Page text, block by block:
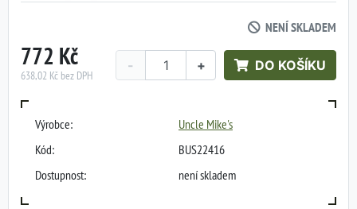
NENÍ SKLADEM
772 Kč
638,02 Kč bez DPH
+
- DO KOŠÍKU
Výrobce:
Uncle Mike's
Kód:
BUS22416
Dostupnost:
není skladem